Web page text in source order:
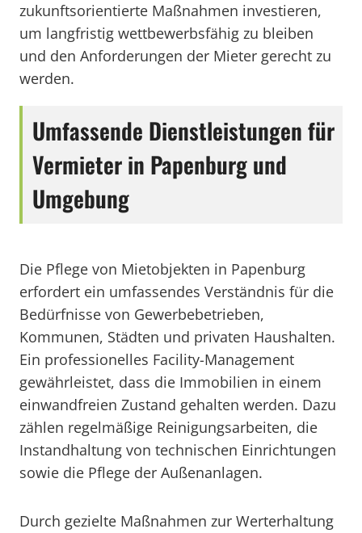
zukunftsorientierte Maßnahmen investieren,
um langfristig wettbewerbsfähig zu bleiben
und den Anforderungen der Mieter gerecht zu
werden.
Umfassende Dienstleistungen für
Vermieter in Papenburg und
Umgebung
Die Pflege von Mietobjekten in Papenburg
erfordert ein umfassendes Verständnis für die
Bedürfnisse von Gewerbebetrieben,
Kommunen, Städten und privaten Haushalten.
Ein professionelles Facility-Management
gewährleistet, dass die Immobilien in einem
einwandfreien Zustand gehalten werden. Dazu
zählen regelmäßige Reinigungsarbeiten, die
Instandhaltung von technischen Einrichtungen
sowie die Pflege der Außenanlagen.
Durch gezielte Maßnahmen zur Werterhaltung